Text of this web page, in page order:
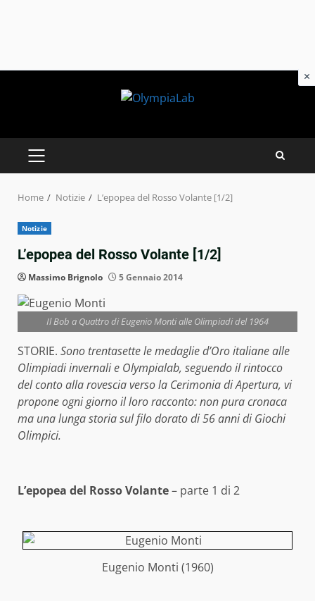
PRIMARY
MENU
Home Notizie L’epopea del Rosso Volante [1/2]
Notizie
L’epopea del Rosso Volante [1/2]
Massimo Brignolo 5 Gennaio 2014
Il Bob a Quattro di Eugenio Monti alle Olimpiadi del 1964
STORIE. Sono trentasette le medaglie d’Oro italiane alle
Olimpiadi invernali e Olympialab, seguendo il rintocco
del conto alla rovescia verso la Cerimonia di Apertura, vi
propone ogni giorno il loro racconto: non pura cronaca
ma una lunga storia sul filo dorato di 56 anni di Giochi
Olimpici.
L’epopea del Rosso Volante– parte 1 di 2
Eugenio Monti (1960)
×